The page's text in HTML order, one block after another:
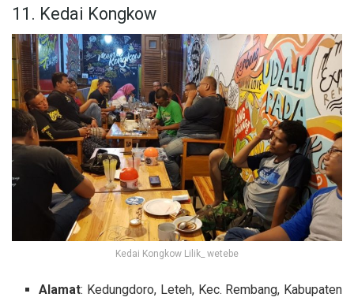
11. Kedai Kongkow
Kedai Kongkow Lilik_ wetebe
Alamat: Kedungdoro, Leteh, Kec. Rembang, Kabupaten